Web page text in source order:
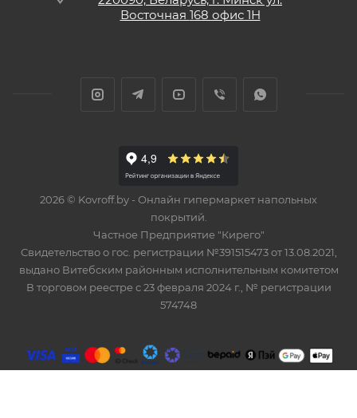
Восточная 168 офис 1Н
2026 © Kovroff.by - Онлайн гипермаркет напольных
покрытий.
Частное Предприятие "Кирего"
Свидетельство о гос. регистрации №391515473 от 13.08.2021,
выдано Витебским районным исполнительным комитетом
В торговом реестре с 23 февраля 2024 г., № регистрации
574748